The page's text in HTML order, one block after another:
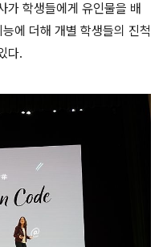
가 학생들에게 유인물을 배
에 더해 개별 학생들의 진척
다.